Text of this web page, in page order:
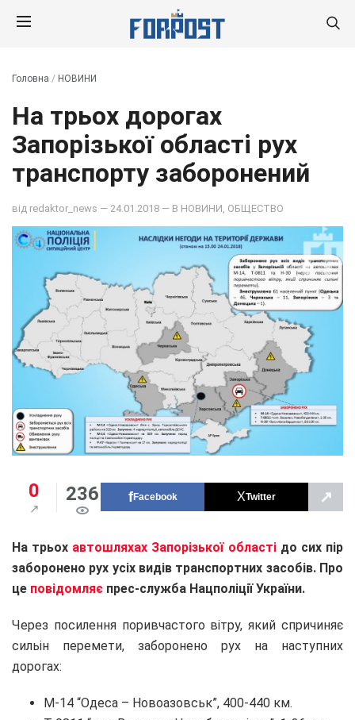
Головна / НОВИНИ
На трьох дорогах
Запорізької області рух
транспорту заборонений
від redaktor_news — 24.01.2018 — В НОВИНИ ОБЩЕСТВО
0 236 Facebook Twitter ↗
На трьох автошляхах Запорізької областідо сих пір
заборонено рух усіх видів транспортних засобів. Про
це повідомляє прес-служба Нацполіції України.
Через посилення поривчастого вітру, який спричиняє
сильін перемети, заборонено рух на наступних
дорогах:
М-14 “Одеса – Новоазовськ”, 400-440 км.